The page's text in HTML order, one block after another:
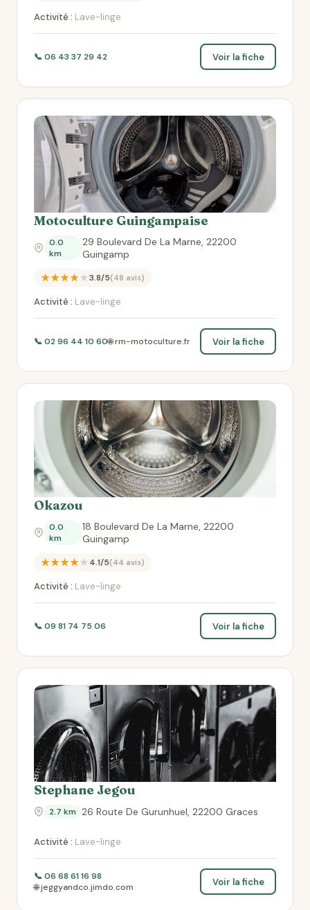
Activité : Lave-linge
📞 06 43 37 29 42 Voir la fiche
Motoculture Guingampaise
0.0
km
29 Boulevard De La Marne, 22200
Guingamp
★★★★★3.8/5(48 avis)
Activité : Lave-linge
📞 02 96 44 10 60🌐 rm-motoculture.fr Voir la fiche
Okazou
0.0
km
18 Boulevard De La Marne, 22200
Guingamp
★★★★★4.1/5(44 avis)
Activité : Lave-linge
📞 09 81 74 75 06 Voir la fiche
Stephane Jegou
2.7 km 26 Route De Gurunhuel, 22200 Graces
Activité : Lave-linge
📞 06 68 61 16 98
🌐 jeggyandco.jimdo.com
Voir la fiche